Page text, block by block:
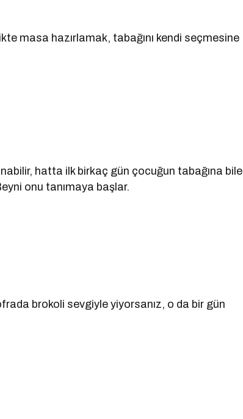
masa hazırlamak, tabağını kendi seçmesine
hatta ilk birkaç gün çocuğun tabağına bile
onu tanımaya başlar.
brokoli sevgiyle yiyorsanız, o da bir gün